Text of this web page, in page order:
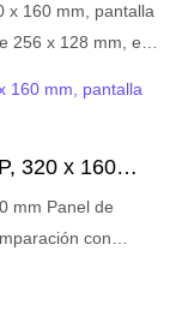
LED P10 para
mm, pantalla LED
necesidades.
x 160 mm, pantalla
256 x 128 mm, en
tiene
de
defectos de los
Las
panel de
320 x 160
mm Panel de
con